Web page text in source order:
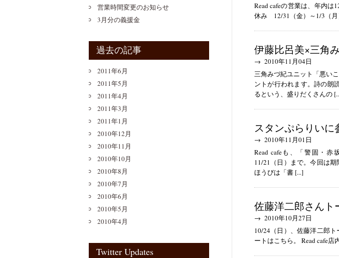
Read cafeの営業は、年内
休み 12/31（金）～1/3（月
伊藤比呂美×三角
→ 2010年11月04日
三角みづ紀ユニット「悪い
ントが行われます。詩の朗
るという、盛りだくさんの
スタンぷらりいに
→ 2010年11月01日
Read cafeも、「警固・
11/21（日）まで。今回は
ほうびは「書 [...]
佐藤洋二郎さんト
→ 2010年10月27日
10/24（日）、佐藤洋二郎
ートはこちら。 Read cafe
営業時間変更のお知らせ
3月分の義援金
過去の記事
2011年6月
2011年5月
2011年4月
2011年3月
2011年1月
2010年12月
2010年11月
2010年10月
2010年8月
2010年7月
2010年6月
2010年5月
2010年4月
Twitter Updates